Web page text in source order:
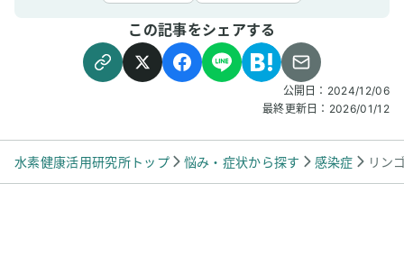
この記事をシェアする
公開日： 2024/12/06
最終更新日： 2026/01/12
水素健康活用研究所トップ 悩み・症状から探す 感染症 リン